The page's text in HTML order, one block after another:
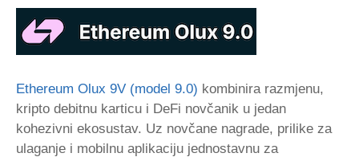
Ethereum Olux 9V (model 9.0) kombinira razmjenu,
kripto debitnu karticu i DeFi novčanik u jedan
kohezivni ekosustav. Uz novčane nagrade, prilike za
ulaganje i mobilnu aplikaciju jednostavnu za